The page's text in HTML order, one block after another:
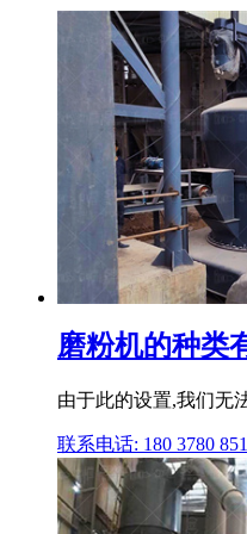
磨粉机的种类
由于此的设置,我们无
联系电话: 180 3780